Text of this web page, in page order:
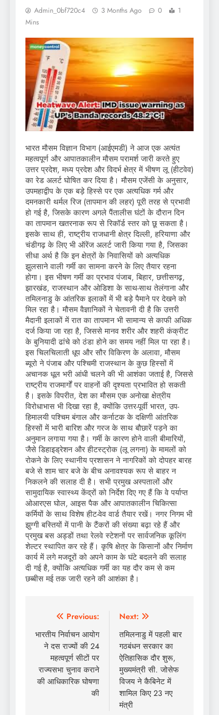
Admin_0bf720c4 3 Months Ago 0
1
Mins
भारत मौसम विज्ञान विभाग (आईएमडी) ने आज एक अत्यंत
महत्वपूर्ण और आपातकालीन मौसम परामर्श जारी करते हुए
उत्तर प्रदेश, मध्य प्रदेश और विदर्भ क्षेत्र में भीषण लू (हीटवेव)
का रेड अलर्ट घोषित कर दिया है। मौसम एजेंसी के अनुसार,
उपमहाद्वीप के एक बड़े हिस्से पर एक अत्यधिक गर्म और
दमनकारी थर्मल रिज (तापमान की लहर) पूरी तरह से प्रभावी
हो गई है, जिसके कारण अगले पैंतालीस घंटों के दौरान दिन
का तापमान खतरनाक रूप से रिकॉर्ड स्तर को छू सकता है।
इसके साथ ही, राष्ट्रीय राजधानी क्षेत्र दिल्ली, हरियाणा और
चंडीगढ़ के लिए भी ऑरेंज अलर्ट जारी किया गया है, जिसका
सीधा अर्थ है कि इन क्षेत्रों के निवासियों को अत्यधिक
झुलसाने वाली गर्मी का सामना करने के लिए तैयार रहना
होगा। इस भीषण गर्मी का प्रभाव पंजाब, बिहार, छत्तीसगढ़,
झारखंड, राजस्थान और ओडिशा के साथ-साथ तेलंगाना और
तमिलनाडु के आंतरिक इलाकों में भी बड़े पैमाने पर देखने को
मिल रहा है। मौसम वैज्ञानिकों ने चेतावनी दी है कि उत्तरी
मैदानी इलाकों में रात का तापमान भी सामान्य से काफी अधिक
दर्ज किया जा रहा है, जिससे मानव शरीर और शहरी कंक्रीट
के बुनियादी ढांचे को ठंडा होने का समय नहीं मिल पा रहा है।
इस चिलचिलाती धूप और सौर विकिरण के अलावा, मौसम
ब्यूरो ने पंजाब और पश्चिमी राजस्थान के कुछ हिस्सों में
अचानक धूल भरी आंधी चलने की भी आशंका जताई है, जिससे
राष्ट्रीय राजमार्गों पर वाहनों की दृश्यता प्रभावित हो सकती
है। इसके विपरीत, देश का मौसम एक अनोखा क्षेत्रीय
विरोधाभास भी दिखा रहा है, क्योंकि उत्तर-पूर्वी भारत, उप-
हिमालयी पश्चिम बंगाल और कर्नाटक के दक्षिणी आंतरिक
हिस्सों में भारी बारिश और गरज के साथ बौछारें पड़ने का
अनुमान लगाया गया है। गर्मी के कारण होने वाली बीमारियों,
जैसे डिहाइड्रेशन और हीटस्ट्रोक (लू लगना) के मामलों को
रोकने के लिए स्थानीय प्रशासन ने नागरिकों को दोपहर बारह
बजे से शाम चार बजे के बीच अनावश्यक रूप से बाहर न
निकलने की सलाह दी है। सभी प्रमुख अस्पतालों और
सामुदायिक स्वास्थ्य केंद्रों को निर्देश दिए गए हैं कि वे पर्याप्त
ओआरएस घोल, आइस पैक और आपातकालीन चिकित्सा
कर्मियों के साथ विशेष हीट-वेव वार्ड तैयार रखें। नगर निगम भी
झुग्गी बस्तियों में पानी के टैंकरों की संख्या बढ़ा रहे हैं और
प्रमुख बस अड्डों तथा रेलवे स्टेशनों पर सार्वजनिक कूलिंग
शेल्टर स्थापित कर रहे हैं। कृषि क्षेत्र के किसानों और निर्माण
कार्य में लगे मजदूरों को अपने काम के घंटे बदलने की सलाह
दी गई है, क्योंकि अत्यधिक गर्मी का यह दौर कम से कम
छब्बीस मई तक जारी रहने की आशंका है।
Post
navigation
Previous:
भारतीय निर्वाचन आयोग
ने दस राज्यों की 24
महत्वपूर्ण सीटों पर
राज्यसभा चुनाव कराने
की आधिकारिक घोषणा
की
Next:
तमिलनाडु में पहली बार
गठबंधन सरकार का
ऐतिहासिक दौर शुरू,
मुख्यमंत्री सी. जोसेफ
विजय ने कैबिनेट में
शामिल किए 23 नए
मंत्री